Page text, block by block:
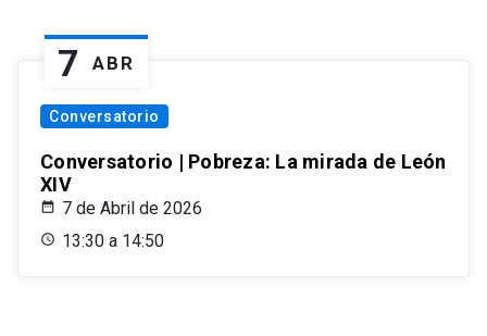
7 ABR
Conversatorio
Conversatorio | Pobreza: La mirada de León
XIV
7 de Abril de 2026
13:30 a 14:50